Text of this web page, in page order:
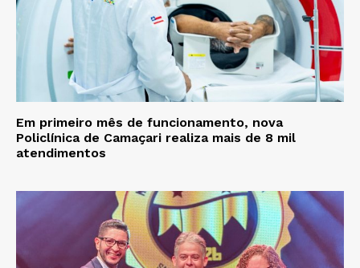
Em primeiro mês de funcionamento, nova
Policlínica de Camaçari realiza mais de 8 mil
atendimentos